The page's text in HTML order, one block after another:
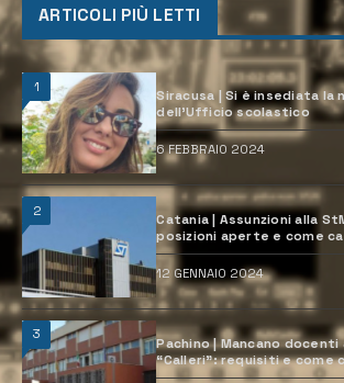
ARTICOLI PIÙ LETTI
1
Siracusa | Si è insediata la
dell’Ufficio scolastico
6 FEBBRAIO 2024
2
Catania | Assunzioni alla
posizioni aperte e come
12 GENNAIO 2024
3
Pachino | Mancano docenti
“Calleri”: requisiti e come